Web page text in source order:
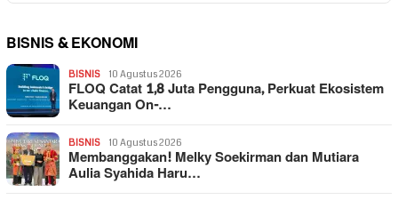
BISNIS & EKONOMI
BISNIS 10 Agustus 2026
FLOQ Catat 1,8 Juta Pengguna, Perkuat Ekosistem
Keuangan On-…
BISNIS 10 Agustus 2026
Membanggakan! Melky Soekirman dan Mutiara
Aulia Syahida Haru…